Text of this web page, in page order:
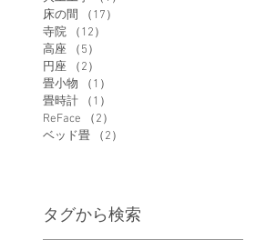
床の間
（17）
寺院
（12）
高座
（5）
円座
（2）
畳小物
（1）
畳時計
（1）
ReFace
（2）
ベッド畳
（2）
タグから検索